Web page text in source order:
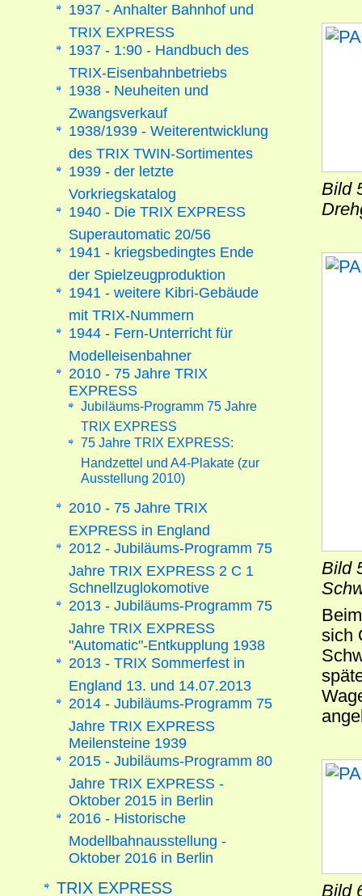
Bild
Bild
sich
Bild
1937 - Anhalter Bahnhof und
TRIX EXPRESS
1937 - 1:90 - Handbuch des
TRIX-Eisenbahnbetriebs
1938 - Neuheiten und
Zwangsverkauf
1938/1939 - Weiterentwicklung
des TRIX TWIN-Sortimentes
1939 - der letzte
Vorkriegskatalog
1940 - Die TRIX EXPRESS
Superautomatic 20/56
1941 - kriegsbedingtes Ende
der Spielzeugproduktion
1941 - weitere Kibri-Gebäude
mit TRIX-Nummern
1944 - Fern-Unterricht für
Modelleisenbahner
2010 - 75 Jahre TRIX
EXPRESS
Jubiläums-Programm 75 Jahre
TRIX EXPRESS
75 Jahre TRIX EXPRESS:
Handzettel und A4-Plakate (zur
Ausstellung 2010)
2010 - 75 Jahre TRIX
EXPRESS in England
2012 - Jubiläums-Programm 75
Jahre TRIX EXPRESS 2 C 1
Schnellzuglokomotive
2013 - Jubiläums-Programm 75
Jahre TRIX EXPRESS
"Automatic"-Entkupplung 1938
2013 - TRIX Sommerfest in
England 13. und 14.07.2013
2014 - Jubiläums-Programm 75
Jahre TRIX EXPRESS
Meilensteine 1939
2015 - Jubiläums-Programm 80
Jahre TRIX EXPRESS -
Oktober 2015 in Berlin
2016 - Historische
Modellbahnausstellung -
Oktober 2016 in Berlin
TRIX EXPRESS